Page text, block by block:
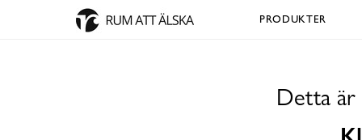
PRODUKTER
Detta